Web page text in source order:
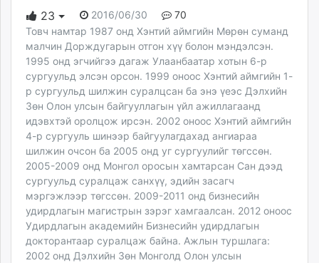
23
2016/06/30
70
Товч намтар 1987 онд Хэнтий аймгийн Мөрөн суманд
малчин Дорждугарын отгон хүү болон мэндэлсэн.
1995 онд эгчийгээ дагаж Улаанбаатар хотын 6-р
сургуульд элсэн орсон. 1999 оноос Хэнтий аймгийн 1-
р сургуульд шилжин суралцсан ба энэ үеэс Дэлхийн
Зөн Олон улсын байгууллагын үйл ажиллагаанд
идэвхтэй оролцож ирсэн. 2002 оноос Хэнтий аймгийн
4-р сургууль шинээр байгуулагдахад ангиараа
шилжин очсон ба 2005 онд уг сургуулийг төгссөн.
2005-2009 онд Монгол оросын хамтарсан Сан дээд
сургуульд суралцаж санхүү, эдийн засагч
мэргэжлээр төгссөн. 2009-2011 онд бизнесийн
удирдлагын магистрын зэрэг хамгаалсан. 2012 оноос
Удирдлагын академийн Бизнесийн удирдлагын
докторантаар суралцаж байна. Ажлын туршлага:
2002 онд Дэлхийн Зөн Монголд Олон улсын